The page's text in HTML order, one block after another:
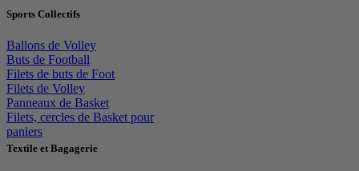
Sports Collectifs
Ballons de Volley
Buts de Football
Filets de buts de Foot
Filets de Volley
Panneaux de Basket
Filets, cercles de Basket pour
paniers
Textile et Bagagerie